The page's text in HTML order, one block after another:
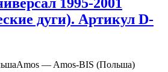
1995-2001
дуги). Артикул D-
Amos — Amos-BIS (Польша)